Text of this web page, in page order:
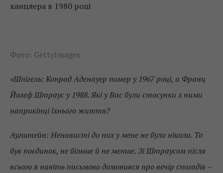
канцлера в 1980 році
Фото: GettyImages
«Шпігель: Конрад Аденауер помер у 1967 році, а Франц
Йозеф Штраус у 1988. Які у Вас були стосунки з ними
наприкінці їхнього життя?
Аугштейн: Ненависті до них у мене не було ніколи. То
був поєдинок, не більше й не менше. Зі Штраусом після
всього я навіть письмово домовився про вечір спогадів –